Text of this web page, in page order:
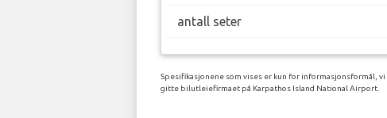
antall seter
Spesifikasjonene som vises er kun for informasjonsformål,
gitte bilutleiefirmaet på Karpathos Island National Airport.